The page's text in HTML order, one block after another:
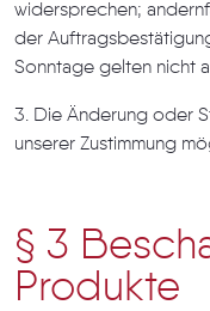
widersprechen;
der
Sonntage gelten nicht
3. Die Änderung oder
unserer Zustimmung
§ 3
Produkte